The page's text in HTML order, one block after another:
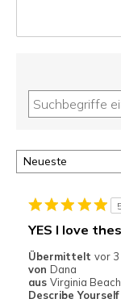
YES I love
Übermittelt vor 3
von Dana
aus Virginia
Describe Yourself